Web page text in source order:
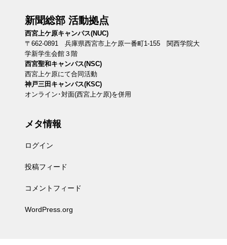
新聞総部 活動拠点
西宮上ケ原キャンパス(NUC)
〒662-0891 兵庫県西宮市上ケ原一番町1-155 関西学院大
学新学生会館３階
西宮聖和キャンパス(NSC)
西宮上ケ原にて合同活動
神戸三田キャンパス(KSC)
オンライン･対面(西宮上ケ原)を併用
メタ情報
ログイン
投稿フィード
コメントフィード
WordPress.org